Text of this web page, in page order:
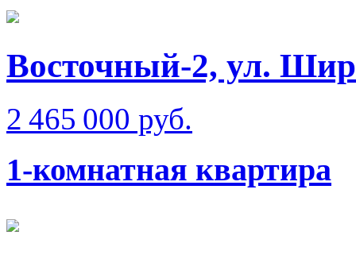
Восточный-2, ул.
2 465 000 руб.
1-комнатная квартира